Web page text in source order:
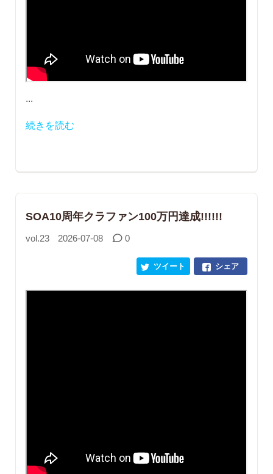
...
続きを読む
SOA10周年クラファン100万円達成!!!!!!
vol.23 2026-07-08 0
シェア
ツイート